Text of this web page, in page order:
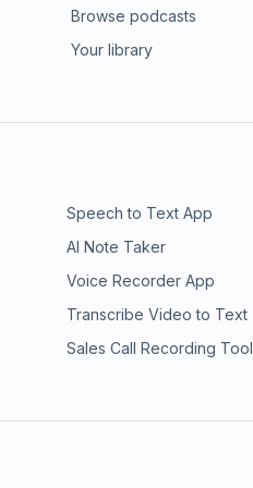
Browse podcasts
Your library
Speech to Text App
AI Note Taker
Voice Recorder App
Transcribe Video to Text
Sales Call Recording Tool